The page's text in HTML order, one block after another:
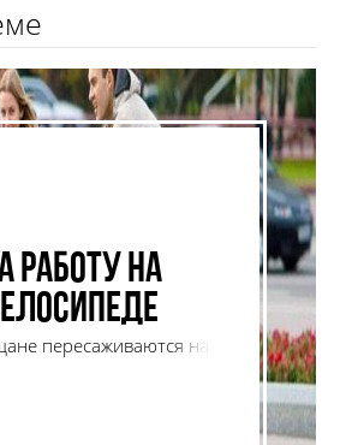
работу на
пересаживаются на
транспорт.